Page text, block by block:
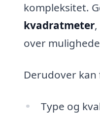
kompleksitet.
kvadratmeter
over
Derudover
Type og